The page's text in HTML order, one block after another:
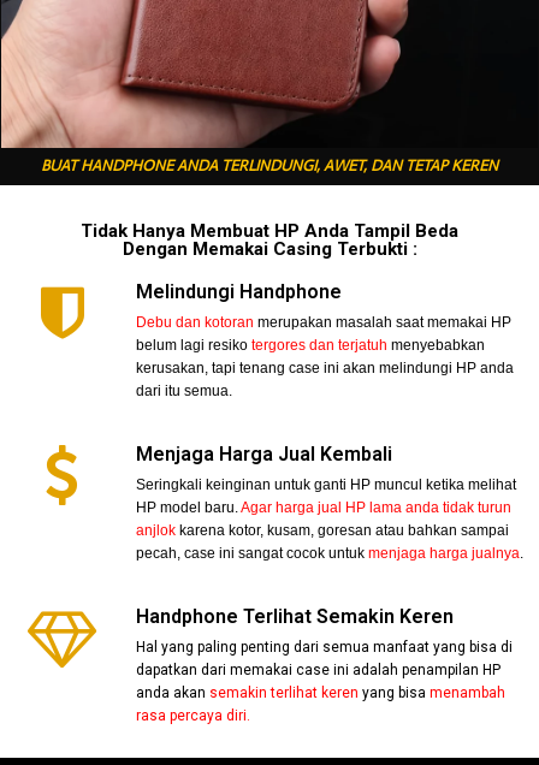
BUAT HANDPHONE ANDA TERLINDUNGI, AWET, DAN TETAP KEREN
Tidak Hanya Membuat HP Anda Tampil Beda
Dengan Memakai Casing Terbukti :
Melindungi Handphone
Debu dan kotoran merupakan masalah saat memakai HP
belum lagi resiko tergores dan terjatuh menyebabkan
kerusakan, tapi tenang case ini akan melindungi HP anda
dari itu semua.
Menjaga Harga Jual Kembali
Seringkali keinginan untuk ganti HP muncul ketika melihat
HP model baru.Agar harga jual HP lama anda tidak turun
anjlok karena kotor, kusam, goresan atau bahkan sampai
pecah, case ini sangat cocok untukmenjaga harga jualnya.
Handphone Terlihat Semakin Keren
Hal yang paling penting dari semua manfaat yang bisa di
dapatkan dari memakai case ini adalah penampilan HP
anda akan semakin terlihat keren yang bisamenambah
rasa percaya diri.